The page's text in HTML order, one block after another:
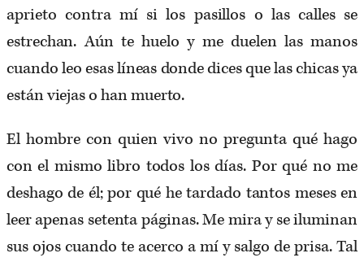
aprieto contra mí si los pasillos o las calles se
estrechan. Aún te huelo y me duelen las manos
cuando leo esas líneas donde dices que las chicas ya
están viejas o han muerto.
El hombre con quien vivo no pregunta qué hago
con el mismo libro todos los días. Por qué no me
deshago de él; por qué he tardado tantos meses en
leer apenas setenta páginas. Me mira y se iluminan
sus ojos cuando te acerco a mí y salgo de prisa. Tal